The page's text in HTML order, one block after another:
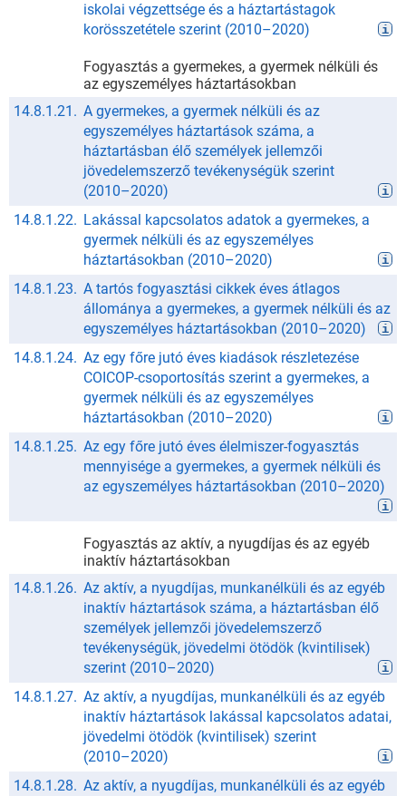
iskolai végzettsége és a háztartástagok
korösszetétele szerint (2010–2020)
Fogyasztás a gyermekes, a gyermek nélküli és
az egyszemélyes háztartásokban
14.8.1.21. A gyermekes, a gyermek nélküli és az
egyszemélyes háztartások száma, a
háztartásban élő személyek jellemzői
jövedelemszerző tevékenységük szerint
(2010–2020)
14.8.1.22. Lakással kapcsolatos adatok a gyermekes, a
gyermek nélküli és az egyszemélyes
háztartásokban (2010–2020)
14.8.1.23. A tartós fogyasztási cikkek éves átlagos
állománya a gyermekes, a gyermek nélküli és az
egyszemélyes háztartásokban (2010–2020)
14.8.1.24. Az egy főre jutó éves kiadások részletezése
COICOP-csoportosítás szerint a gyermekes, a
gyermek nélküli és az egyszemélyes
háztartásokban (2010–2020)
14.8.1.25. Az egy főre jutó éves élelmiszer-fogyasztás
mennyisége a gyermekes, a gyermek nélküli és
az egyszemélyes háztartásokban (2010–2020)
Fogyasztás az aktív, a nyugdíjas és az egyéb
inaktív háztartásokban
14.8.1.26. Az aktív, a nyugdíjas, munkanélküli és az egyéb
inaktív háztartások száma, a háztartásban élő
személyek jellemzői jövedelemszerző
tevékenységük, jövedelmi ötödök (kvintilisek)
szerint (2010–2020)
14.8.1.27. Az aktív, a nyugdíjas, munkanélküli és az egyéb
inaktív háztartások lakással kapcsolatos adatai,
jövedelmi ötödök (kvintilisek) szerint
(2010–2020)
14.8.1.28. Az aktív, a nyugdíjas, munkanélküli és az egyéb